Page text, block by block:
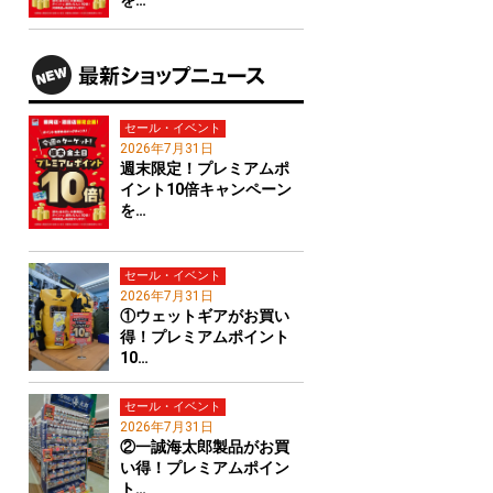
セール・イベント
2026年7月31日
週末限定！プレミアムポ
イント10倍キャンペーン
を…
セール・イベント
2026年7月31日
①ウェットギアがお買い
得！プレミアムポイント
10…
セール・イベント
2026年7月31日
②一誠海太郎製品がお買
い得！プレミアムポイン
ト…